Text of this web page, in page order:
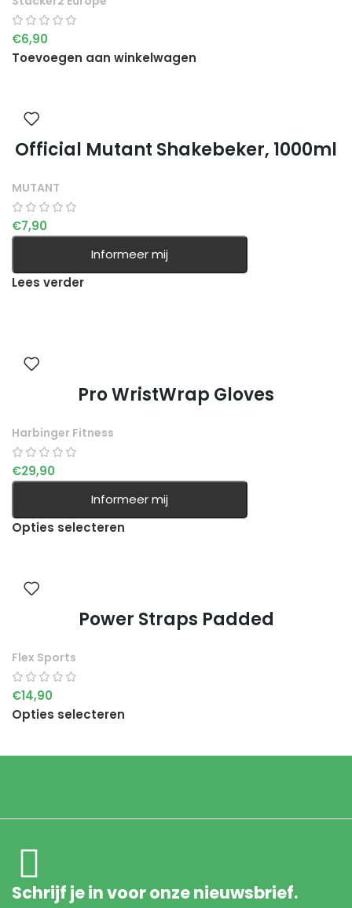
€6,90
Toevoegen aan winkelwagen
Official Mutant Shakebeker, 1000ml
MUTANT
€7,90
Informeer mij
Lees verder
Pro WristWrap Gloves
Harbinger Fitness
€29,90
Informeer mij
Opties selecteren
Power Straps Padded
Flex Sports
€14,90
Opties selecteren
Schrijf je in voor onze nieuwsbrief.